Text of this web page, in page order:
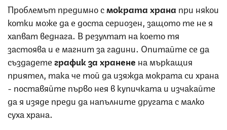
Проблемът предимно смократа храна при някои
котки може да е доста сериозен, защото те не я
хапват веднага. В резултат на което тя
застоява и е магнит за гадини. Опитайте се да
създадетеграфик за хранене на мъркащия
приятел, така че той да изяжда мократа си храна
- поставяйте първо нея в купичката и изчакайте
да я изяде преди да напълните другата с малко
суха храна.